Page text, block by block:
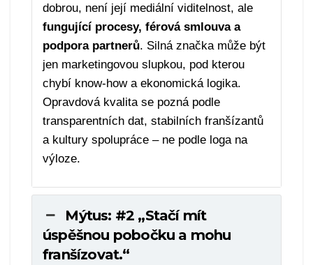
dobrou, není její mediální viditelnost, ale
fungující procesy, férová smlouva a
podpora partnerů. Silná značka může být
jen marketingovou slupkou, pod kterou
chybí know-how a ekonomická logika.
Opravdová kvalita se pozná podle
transparentních dat, stabilních franšízantů
a kultury spolupráce – ne podle loga na
výloze.
Mýtus: #2 „Stačí mít
úspěšnou pobočku a mohu
franšízovat.“